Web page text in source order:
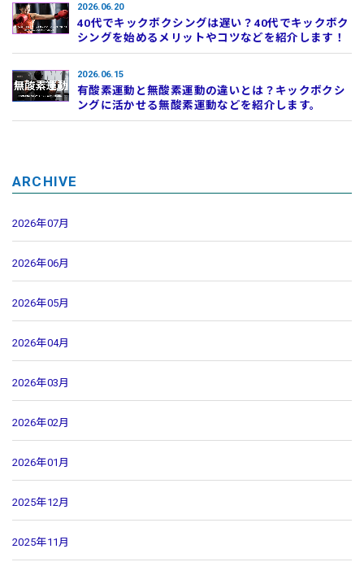
2026.06.20
40代でキックボクシングは遅い？40代でキックボク
シングを始めるメリットやコツなどを紹介します！
2026.06.15
有酸素運動と無酸素運動の違いとは？キックボクシ
ングに活かせる無酸素運動などを紹介します。
ARCHIVE
2026年07月
2026年06月
2026年05月
2026年04月
2026年03月
2026年02月
2026年01月
2025年12月
2025年11月